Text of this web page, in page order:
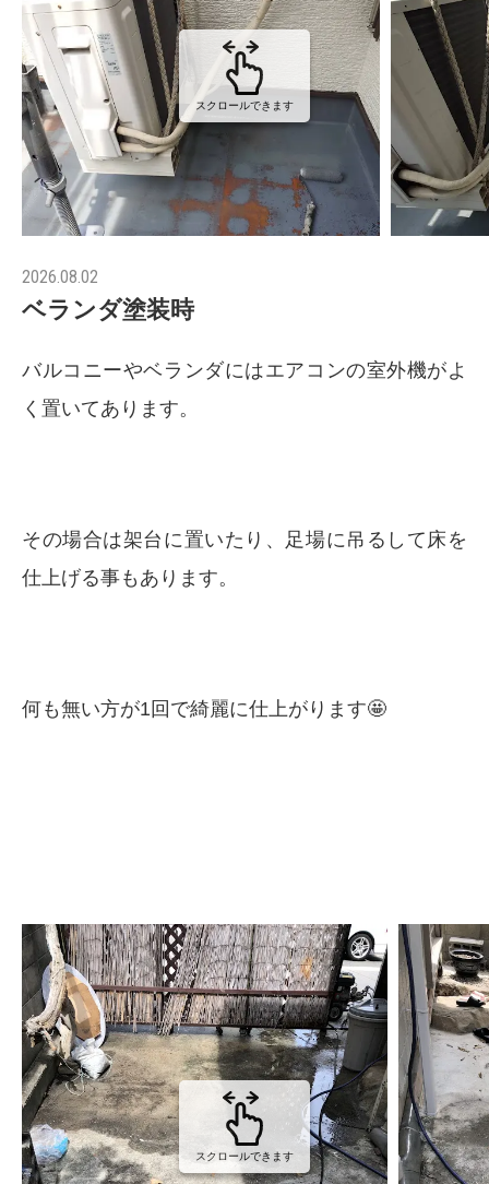
スクロールできます
2026.08.02
ベランダ塗装時
バルコニーやベランダにはエアコンの室外機がよ
く置いてあります。
その場合は架台に置いたり、足場に吊るして床を
仕上げる事もあります。
何も無い方が1回で綺麗に仕上がります🤩
スクロールできます